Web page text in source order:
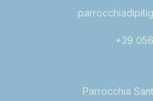
+39
Parrocchia